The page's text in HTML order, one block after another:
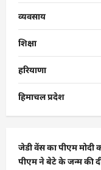
व्यवसाय
शिक्षा
हरियाणा
हिमाचल प्रदेश
जेडी वेंस का पीएम मोदी
पीएम ने बेटे के जन्म की